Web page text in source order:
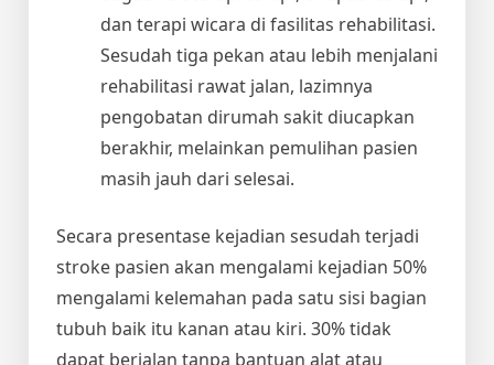
dan terapi wicara di fasilitas rehabilitasi.
Sesudah tiga pekan atau lebih menjalani
rehabilitasi rawat jalan, lazimnya
pengobatan dirumah sakit diucapkan
berakhir, melainkan pemulihan pasien
masih jauh dari selesai.
Secara presentase kejadian sesudah terjadi
stroke pasien akan mengalami kejadian 50%
mengalami kelemahan pada satu sisi bagian
tubuh baik itu kanan atau kiri. 30% tidak
dapat berjalan tanpa bantuan alat atau